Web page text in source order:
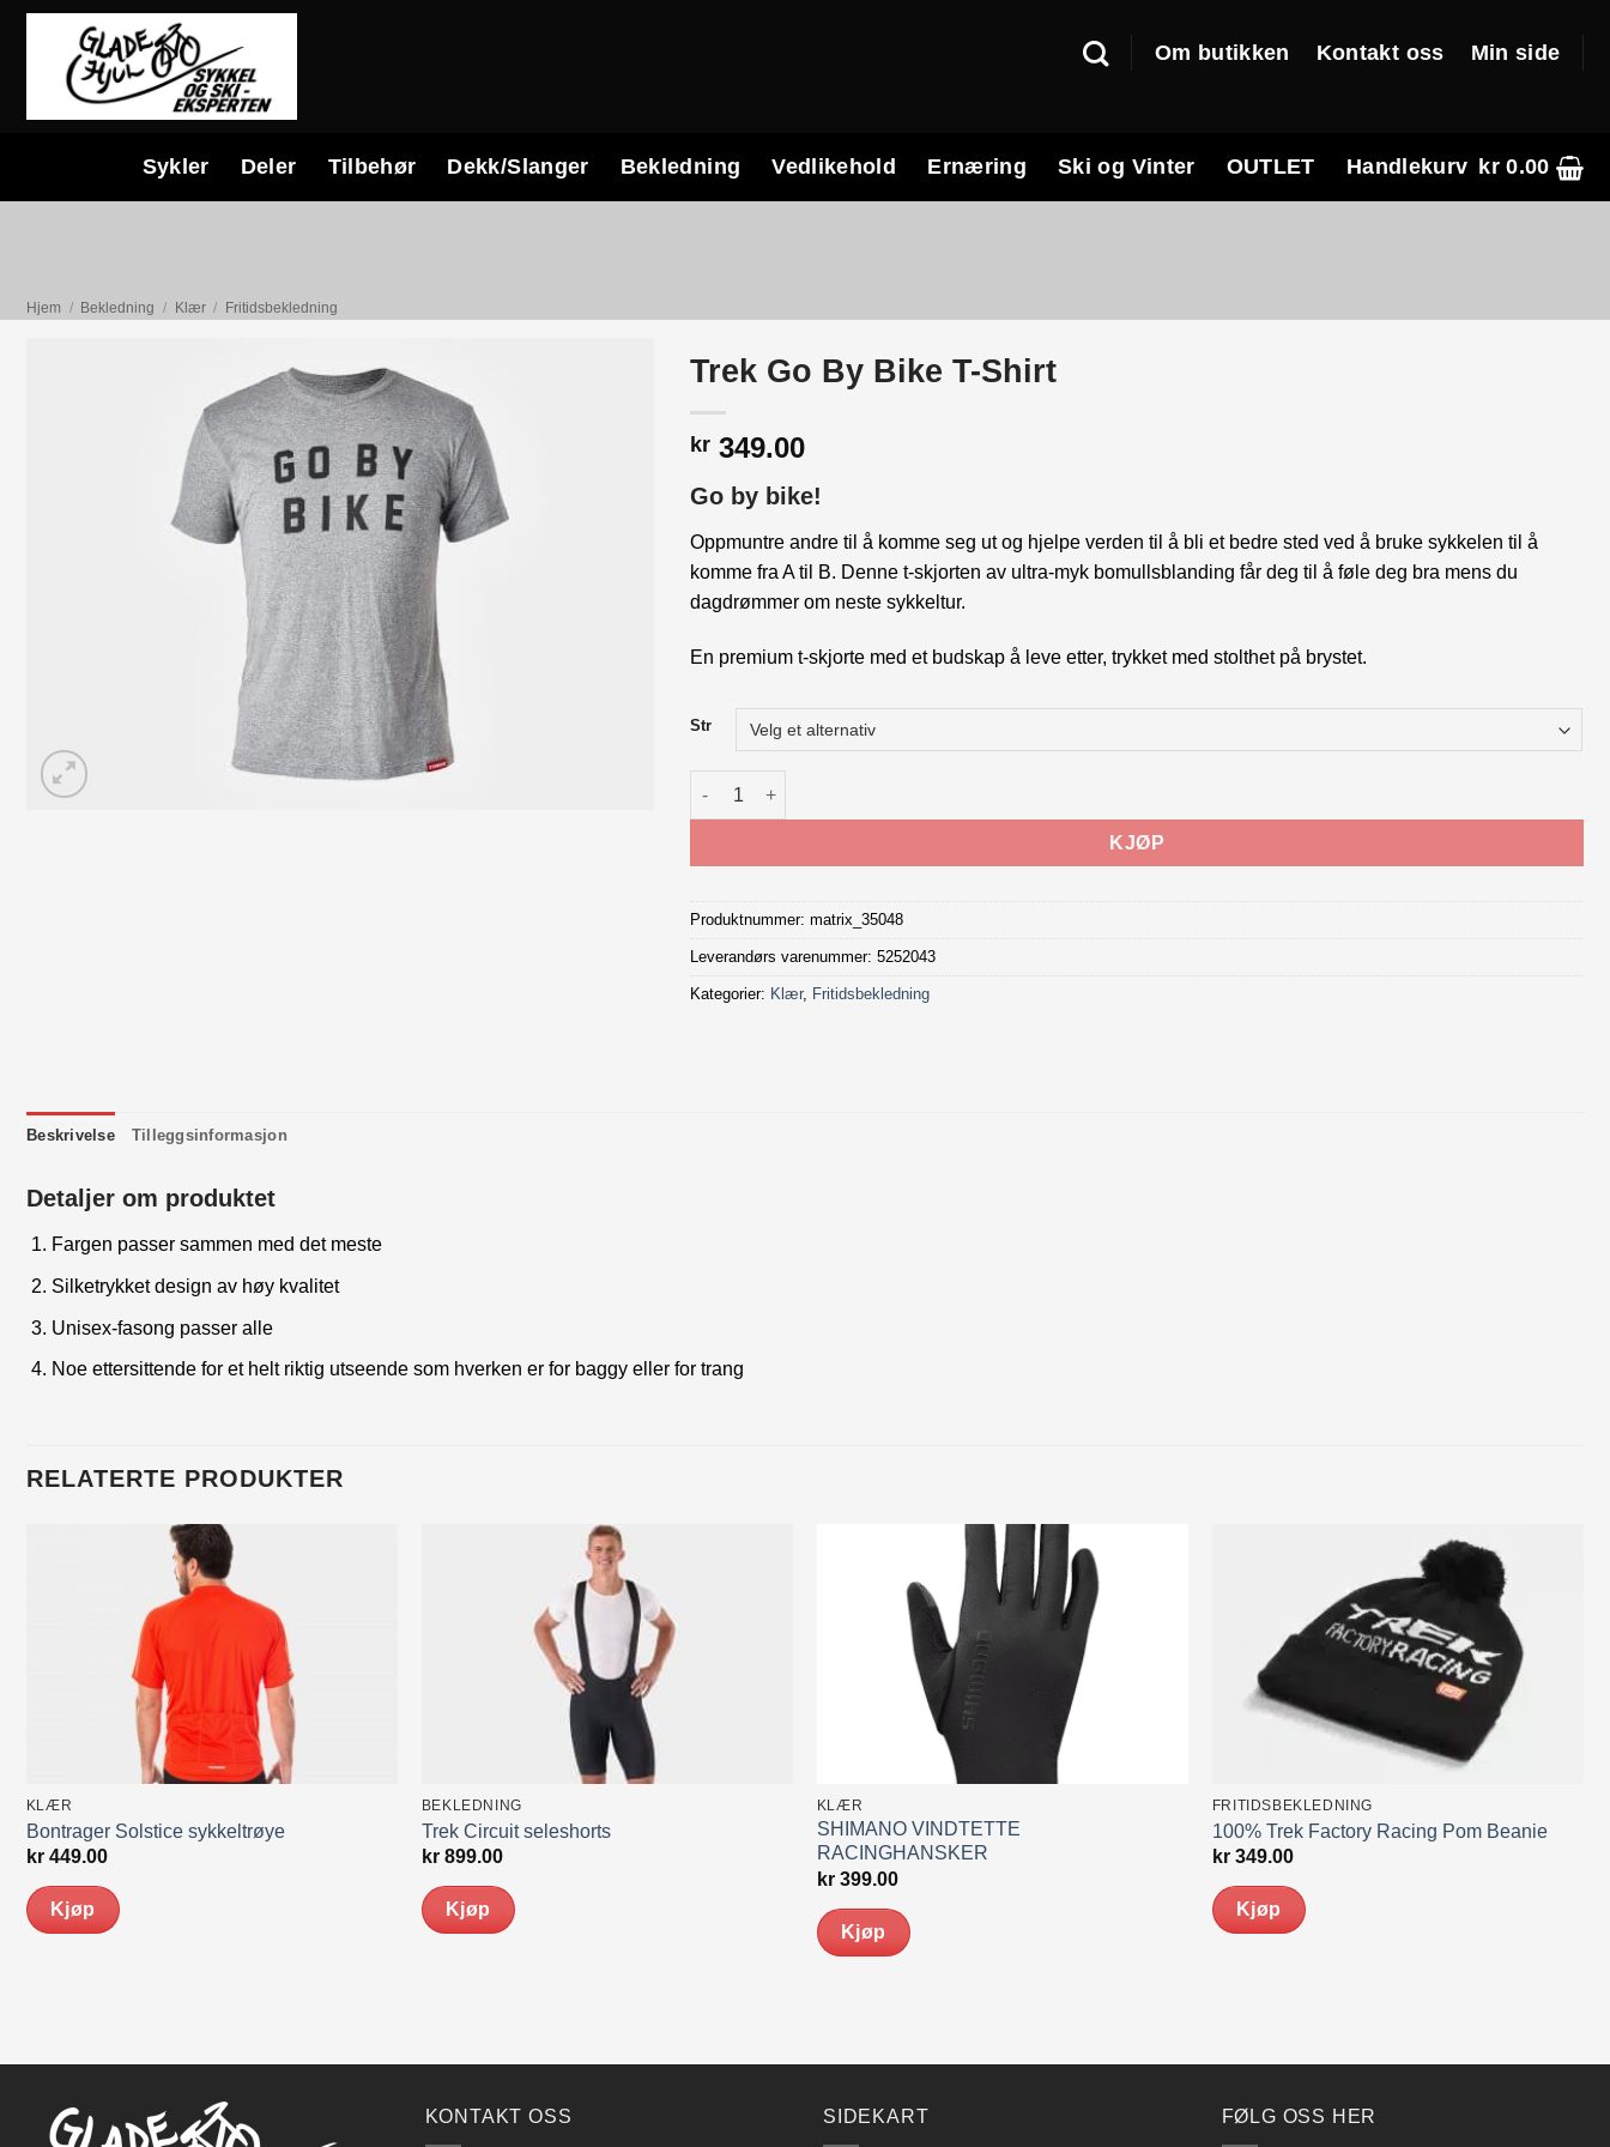
Skip
Om butikken Kontakt oss Min side
Sykler Deler Tilbehør Dekk/Slanger Bekledning Vedlikehold Ernæring Ski og Vinter OUTLET Handlekurv kr0.00
Hjem / Bekledning / Klær / Fritidsbekledning
Trek Go By Bike T-Shirt
kr 349.00
Go by bike!
Oppmuntre andre til å komme seg ut og hjelpe verden til å bli et bedre sted ved å bruke sykkelen til å
komme fra A til B. Denne t-skjorten av ultra-myk bomullsblanding får deg til å føle deg bra mens du
dagdrømmer om neste sykkeltur.
En premium t-skjorte med et budskap å leve etter, trykket med stolthet på brystet.
Str
Trek Go By Bike T-Shirt antall
KJØP
Produktnummer:matrix_35048
Leverandørs varenummer: 5252043
Kategorier: Klær, Fritidsbekledning
Beskrivelse Tilleggsinformasjon
Detaljer om produktet
Fargen passer sammen med det meste
Silketrykket design av høy kvalitet
Unisex-fasong passer alle
Noe ettersittende for et helt riktig utseende som hverken er for baggy eller for trang
RELATERTE PRODUKTER
KLÆR
Bontrager Solstice sykkeltrøye
kr449.00
Kjøp
velges
BEKLEDNING
Trek Circuit seleshorts
kr899.00
Kjøp
kan
KLÆR
SHIMANO VINDTETTE
RACINGHANSKER
kr399.00
Kjøp
Alternativene
FRITIDSBEKLEDNING
100% Trek Factory Racing Pom Beanie
kr349.00
Kjøp
KONTAKT OSS SIDEKART FØLG OSS HER